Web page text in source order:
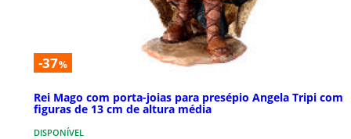
-37%
Rei Mago com porta-joias para presépio Angela Tripi com
figuras de 13 cm de altura média
DISPONÍVEL